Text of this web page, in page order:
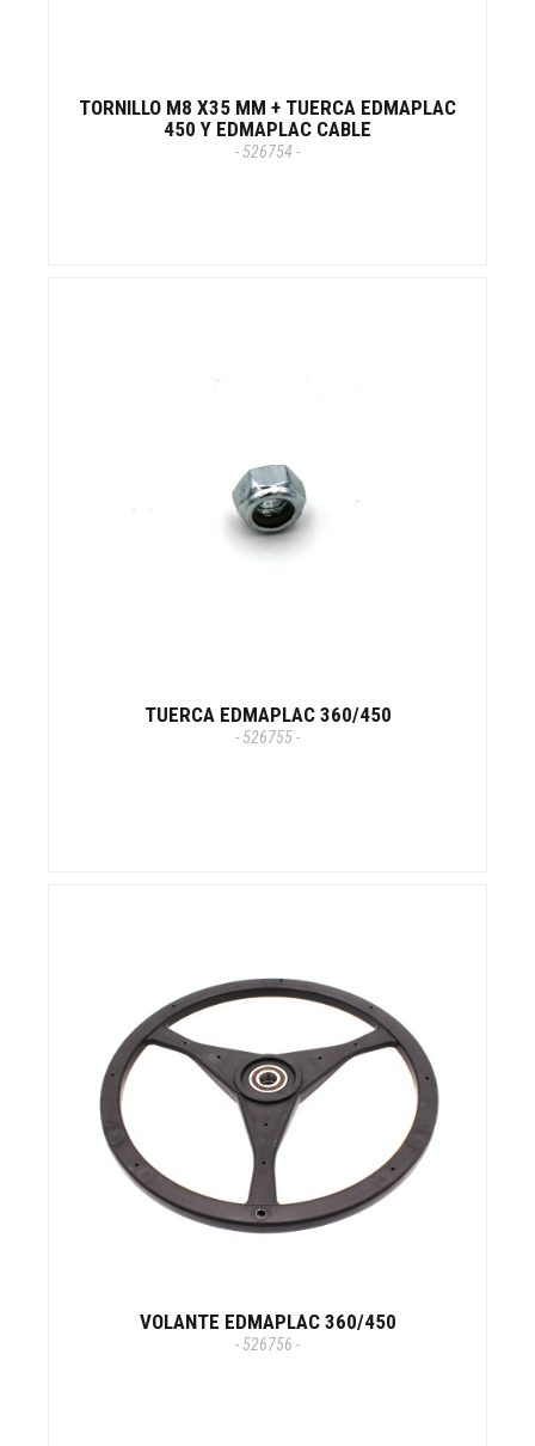
TORNILLO M8 X35 MM + TUERCA EDMAPLAC
450 Y EDMAPLAC CABLE
- 526754 -
TUERCA EDMAPLAC 360/450
- 526755 -
VOLANTE EDMAPLAC 360/450
- 526756 -